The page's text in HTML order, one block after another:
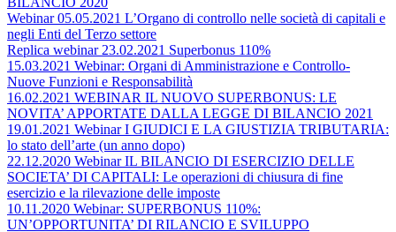
Webinar 05.05.2021 L’Organo di controllo nelle società di capitali e
negli Enti del Terzo settore
Replica webinar 23.02.2021 Superbonus 110%
15.03.2021 Webinar: Organi di Amministrazione e Controllo-
Nuove Funzioni e Responsabilità
16.02.2021 WEBINAR IL NUOVO SUPERBONUS: LE
NOVITA’ APPORTATE DALLA LEGGE DI BILANCIO 2021
19.01.2021 Webinar I GIUDICI E LA GIUSTIZIA TRIBUTARIA:
lo stato dell’arte (un anno dopo)
22.12.2020 Webinar IL BILANCIO DI ESERCIZIO DELLE
SOCIETA’ DI CAPITALI: Le operazioni di chiusura di fine
esercizio e la rilevazione delle imposte
10.11.2020 Webinar: SUPERBONUS 110%:
UN’OPPORTUNITA’ DI RILANCIO E SVILUPPO